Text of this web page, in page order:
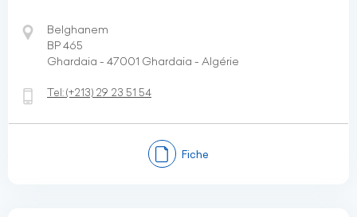
Belghanem
BP 465
Ghardaia - 47001 Ghardaia - Algérie
Tel:(+213) 29 23 51 54
Fiche